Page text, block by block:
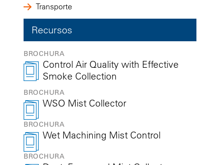
Transporte
Recursos
BROCHURA
Control Air Quality with Effective
Smoke Collection
BROCHURA
WSO Mist Collector
BROCHURA
Wet Machining Mist Control
BROCHURA